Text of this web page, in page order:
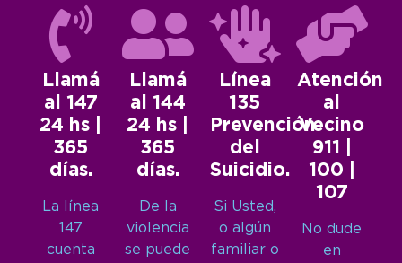
Llamá
al 147
24 hs |
365
días.
La línea
147
cuenta
Llamá
al 144
24 hs |
365
días.
De la
violencia
se puede
Línea
135
Prevención
del
Suicidio.
Si Usted,
o algún
familiar o
Atención
al
Vecino
911 |
100 |
107
No dude
en